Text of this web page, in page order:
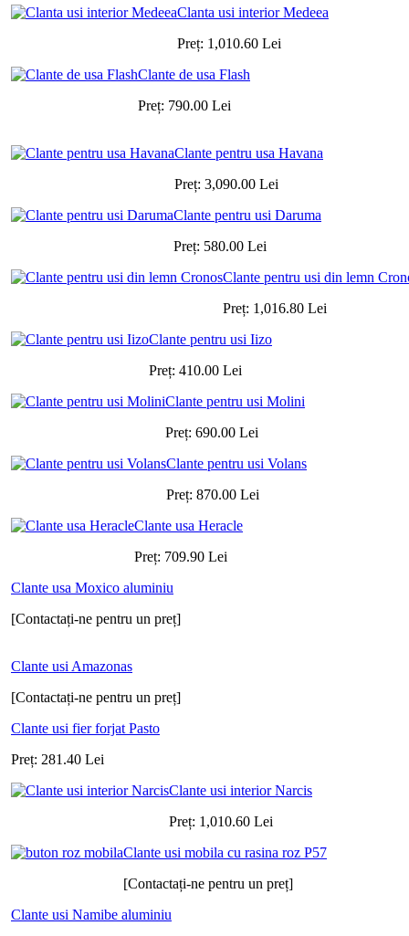
Clanta usi interior Medeea
Preț: 1,010.60 Lei
Clante de usa Flash
Preț: 790.00 Lei
Clante pentru usa Havana
Preț: 3,090.00 Lei
Clante pentru usi Daruma
Preț: 580.00 Lei
Clante pentru usi din lemn
Preț: 1,016.80 Lei
Clante pentru usi Iizo
Preț: 410.00 Lei
Clante pentru usi Molini
Preț: 690.00 Lei
Clante pentru usi Volans
Preț: 870.00 Lei
Clante usa Heracle
Preț: 709.90 Lei
Clante usa Moxico aluminiu
[Contactați-ne pentru un preț]
Clante usi Amazonas
[Contactați-ne pentru un preț]
Clante usi fier forjat Pasto
Preț: 281.40 Lei
Clante usi interior Narcis
Preț: 1,010.60 Lei
Clante usi mobila cu rasina roz P57
[Contactați-ne pentru un preț]
Clante usi Namibe aluminiu